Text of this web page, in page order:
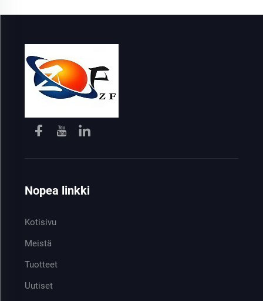
Nopea linkki
Kotisivu
Meistä
Tuotteet
Uutiset